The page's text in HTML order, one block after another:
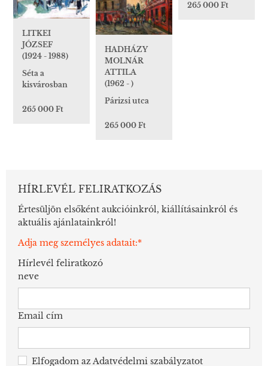
265 000 Ft
LITKEI
JÓZSEF
(1924 - 1988)
Séta a
kisvárosban
265 000 Ft
HADHÁZY
MOLNÁR
ATTILA
(1962 - )
Párizsi utca
265 000 Ft
HÍRLEVÉL FELIRATKOZÁS
Értesüljön elsőként aukcióinkról, kiállításainkról és
aktuális ajánlatainkról!
Adja meg személyes adatait:*
Hírlevél feliratkozó
neve
Email cím
Elfogadom azAdatvédelmi szabályzatot